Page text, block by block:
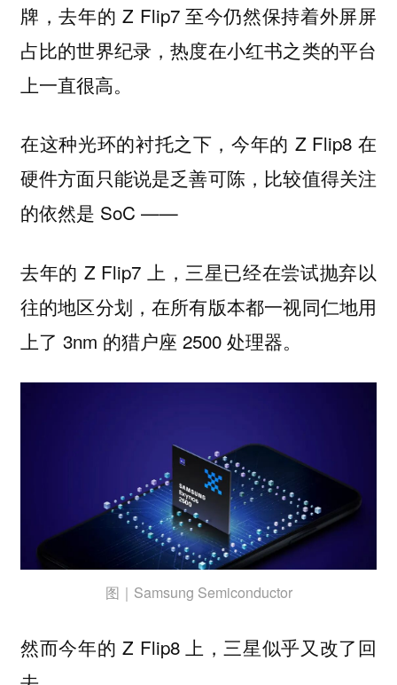
牌，去年的 Z Flip7 至今仍然保持着外屏屏
占比的世界纪录，热度在小红书之类的平台
上一直很高。
在这种光环的衬托之下，今年的 Z Flip8 在
硬件方面只能说是乏善可陈，比较值得关注
的依然是 SoC ——
去年的 Z Flip7 上，三星已经在尝试抛弃以
往的地区分划，在所有版本都一视同仁地用
上了 3nm 的猎户座 2500 处理器。
图｜Samsung Semiconductor
然而今年的 Z Flip8 上，三星似乎又改了回